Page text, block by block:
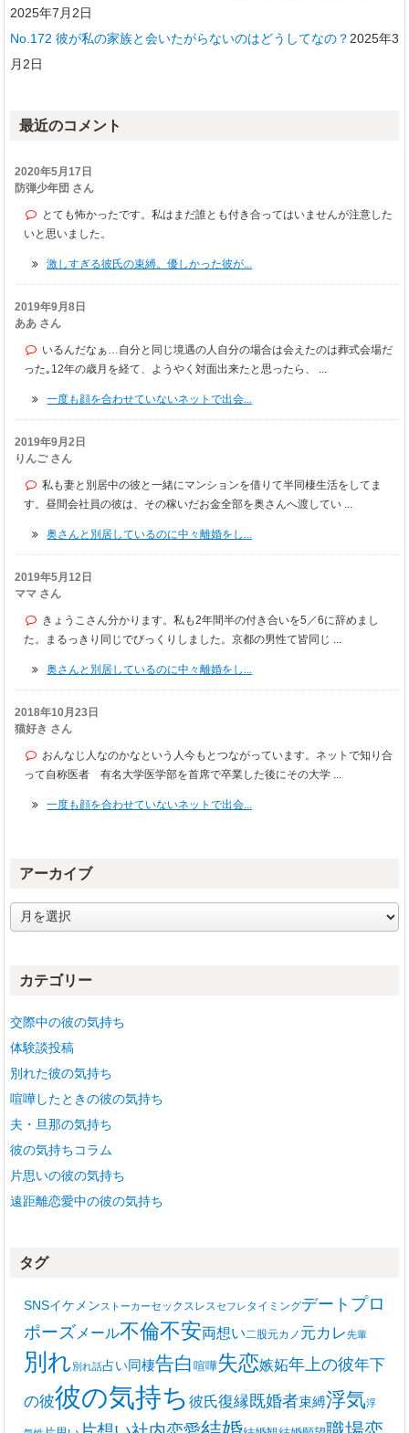
2025年7月2日
No.172 彼が私の家族と会いたがらないのはどうしてなの？ 2025年3
月2日
最近のコメント
2020年5月17日
防弾少年団 さん
とても怖かったです。私はまだ誰とも付き合ってはいませんが注意した
いと思いました。
激しすぎる彼氏の束縛。優しかった彼が...
2019年9月8日
ああ さん
いるんだなぁ…自分と同じ境遇の人自分の場合は会えたのは葬式会場だ
った｡12年の歳月を経て、ようやく対面出来たと思ったら、 ...
一度も顔を合わせていないネットで出会...
2019年9月2日
りんご さん
私も妻と別居中の彼と一緒にマンションを借りて半同棲生活をしてま
す。昼間会社員の彼は、その稼いだお金全部を奥さんへ渡してい ...
奥さんと別居しているのに中々離婚をし...
2019年5月12日
ママ さん
きょうこさん分かります。私も2年間半の付き合いを5／6に辞めまし
た。まるっきり同じでびっくりしました。京都の男性て皆同じ ...
奥さんと別居しているのに中々離婚をし...
2018年10月23日
猫好き さん
おんなじ人なのかなという人今もとつながっています。ネットで知り合
って自称医者 有名大学医学部を首席で卒業した後にその大学 ...
一度も顔を合わせていないネットで出会...
アーカイブ
ー
ブカテゴリー
交際中の彼の気持ち
体験談投稿
別れた彼の気持ち
喧嘩したときの彼の気持ち
夫・旦那の気持ち
彼の気持ちコラム
片思いの彼の気持ち
遠距離恋愛中の彼の気持ち
タグ
SNSイケメンストーカーセックスレスセフレタイミングデート プロ
ポーズ メール不倫不安両想い二股元カノ 元カレ先輩
別れ別れ話占い同棲告白 喧嘩失恋嫉妬年上の彼年下
の彼彼の気持ち 彼氏復縁既婚者束縛浮気浮